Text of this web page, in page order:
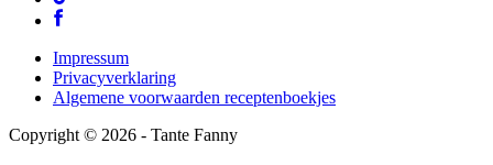
Impressum
Privacyverklaring
Algemene voorwaarden receptenboekjes
Copyright © 2026 - Tante Fanny